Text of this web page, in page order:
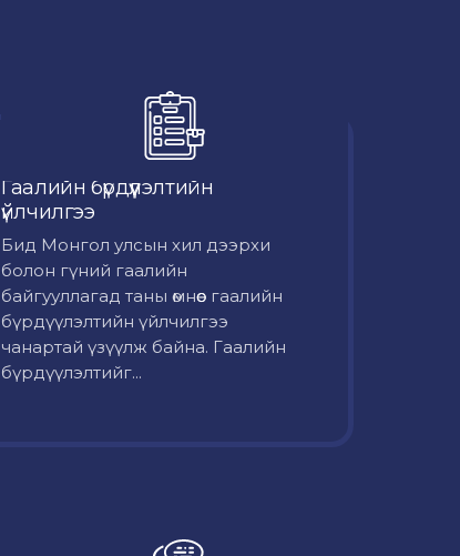
Гаалийн бүрдүүлэлтийн
үйлчилгээ
Бид Монгол улсын хил дээрхи
болон гүний гаалийн
байгууллагад таны өмнөөс гаалийн
бүрдүүлэлтийн үйлчилгээ
чанартай үзүүлж байна. Гаалийн
бүрдүүлэлтийг...